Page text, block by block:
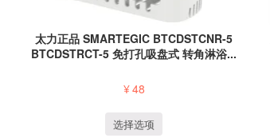
太力正品 SMARTEGIC BTCDSTCNR-5
BTCDSTRCT-5 免打孔吸盘式 转角淋浴...
¥48
选择选项